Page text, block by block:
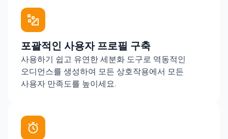
포괄적인 사용자 프로필 구축
사용하기 쉽고 유연한 세분화 도구로 역동적인
오디언스를 생성하여 모든 상호작용에서 모든
사용자 만족도를 높이세요.